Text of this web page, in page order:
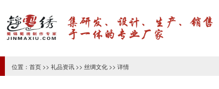
位置： 首页 >> 礼品资讯 >> 丝绸文化 >> 详情